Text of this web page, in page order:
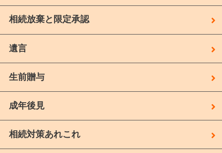
相続放棄と限定承認
遺言
生前贈与
成年後見
相続対策あれこれ